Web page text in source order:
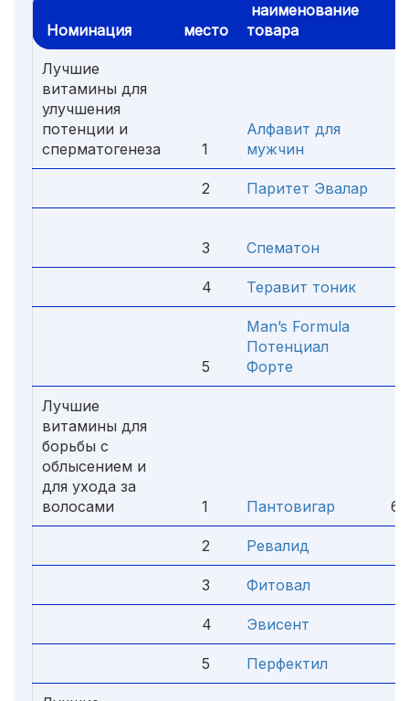
Номинация место
наименование
товара
Лучшие
витамины для
улучшения
потенции и
сперматогенеза
1
Алфавит для
мужчин
2 Паритет Эвалар
3 Спематон
4 Теравит тоник
5
Man’s Formula
Потенциал
Форте
Лучшие
витамины для
борьбы с
облысением и
для ухода за
волосами
1 Пантовигар
2 Ревалид
3 Фитовал
4 Эвисент
5 Перфектил